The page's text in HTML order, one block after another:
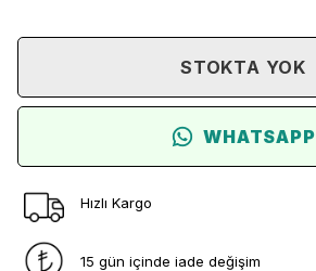
STOKTA YOK
WHATSAPP
Hızlı Kargo
15 gün içinde iade değişim